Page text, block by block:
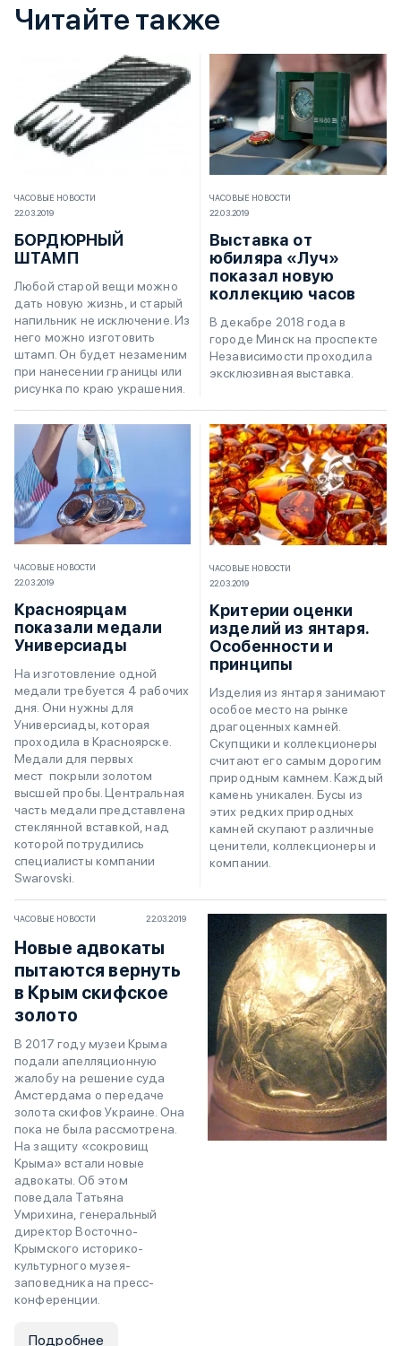
Читайте также
ЧАСОВЫЕ НОВОСТИ
22.03.2019
БОРДЮРНЫЙ
ШТАМП
Любой старой вещи можно
дать новую жизнь, и старый
напильник не исключение. Из
него можно изготовить
штамп. Он будет незаменим
при нанесении границы или
рисунка по краю украшения.
ЧАСОВЫЕ НОВОСТИ
22.03.2019
Выставка от
юбиляра «Луч»
показал новую
коллекцию часов
В декабре 2018 года в
городе Минск на проспекте
Независимости проходила
эксклюзивная выставка.
ЧАСОВЫЕ НОВОСТИ
22.03.2019
Красноярцам
показали медали
Универсиады
На изготовление одной
медали требуется 4 рабочих
дня. Они нужны для
Универсиады, которая
проходила в Красноярске.
Медали для первых
мест покрыли золотом
высшей пробы. Центральная
часть медали представлена
стеклянной вставкой, над
которой потрудились
специалисты компании
Swarovski.
ЧАСОВЫЕ НОВОСТИ
22.03.2019
Критерии оценки
изделий из янтаря.
Особенности и
принципы
Изделия из янтаря занимают
особое место на рынке
драгоценных камней.
Скупщики и коллекционеры
считают его самым дорогим
природным камнем. Каждый
камень уникален. Бусы из
этих редких природных
камней скупают различные
ценители, коллекционеры и
компании.
ЧАСОВЫЕ НОВОСТИ 22.03.2019
Новые адвокаты
пытаются вернуть
в Крым скифское
золото
В 2017 году музеи Крыма
подали апелляционную
жалобу на решение суда
Амстердама о передаче
золота скифов Украине. Она
пока не была рассмотрена.
На защиту «сокровищ
Крыма» встали новые
адвокаты. Об этом
поведала Татьяна
Умрихина, генеральный
директор Восточно-
Крымского историко-
культурного музея-
заповедника на пресс-
конференции.
Подробнее